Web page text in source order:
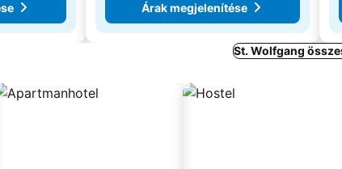
Árak megjelenítése
St. Wolfgang